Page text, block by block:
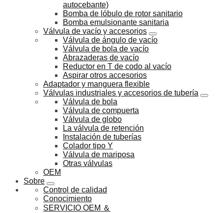
autocebante)
Bomba de lóbulo de rotor sanitario
Bomba emulsionante sanitaria
Válvula de vacío y accesorios
Válvula de ángulo de vacío
Válvula de bola de vacío
Abrazaderas de vacío
Reductor en T de codo al vacío
Aspirar otros accesorios
Adaptador y manguera flexible
Válvulas industriales y accesorios de tubería
Válvula de bola
Válvula de compuerta
Válvula de globo
La válvula de retención
Instalación de tuberías
Colador tipo Y
Válvula de mariposa
Otras válvulas
OEM
Sobre
Control de calidad
Conocimiento
SERVICIO OEM ＆